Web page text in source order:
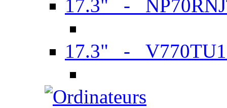
17.3" -
17.3" -